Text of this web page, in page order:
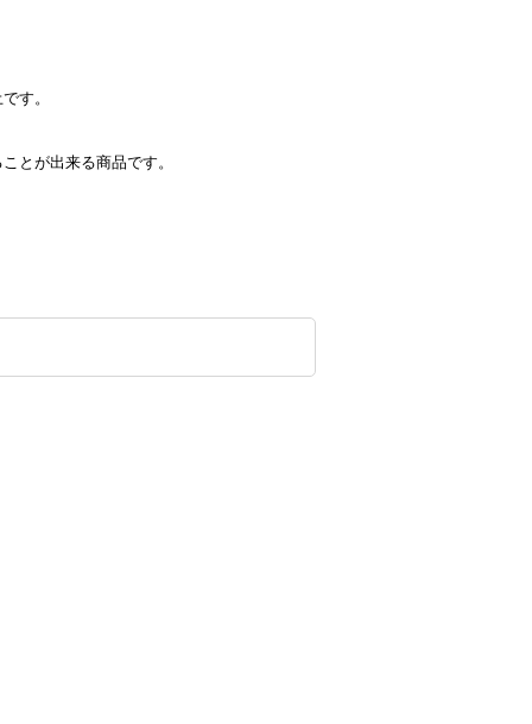
す。
とが出来る商品です。